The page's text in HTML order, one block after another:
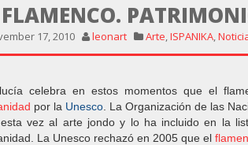
FLAMENCO.
17, 2010 leonart Arte,ISPANIKA,
celebra en estos momentos que el
por la Unesco La Organización de las
vez al arte jondo y lo ha incluido en la
La Unesco rechazó en 2005 que el